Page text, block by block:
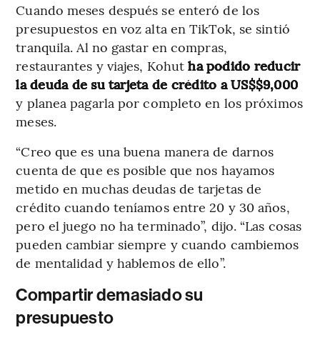
Cuando meses después se enteró de los
presupuestos en voz alta en TikTok, se sintió
tranquila. Al no gastar en compras,
restaurantes y viajes, Kohutha podido reducir
la deuda de su tarjeta de crédito a US$$9,000
y planea pagarla por completo en los próximos
meses.
“Creo que es una buena manera de darnos
cuenta de que es posible que nos hayamos
metido en muchas deudas de tarjetas de
crédito cuando teníamos entre 20 y 30 años,
pero el juego no ha terminado”, dijo. “Las cosas
pueden cambiar siempre y cuando cambiemos
de mentalidad y hablemos de ello”.
Compartir demasiado su
presupuesto